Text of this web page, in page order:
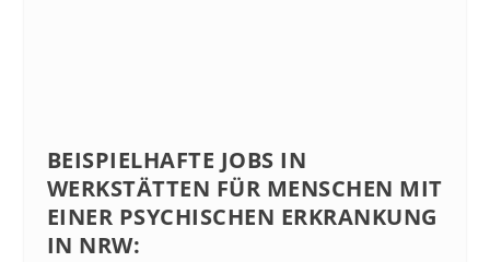
BEISPIELHAFTE JOBS IN
WERKSTÄTTEN FÜR MENSCHEN MIT
EINER PSYCHISCHEN ERKRANKUNG
IN NRW: